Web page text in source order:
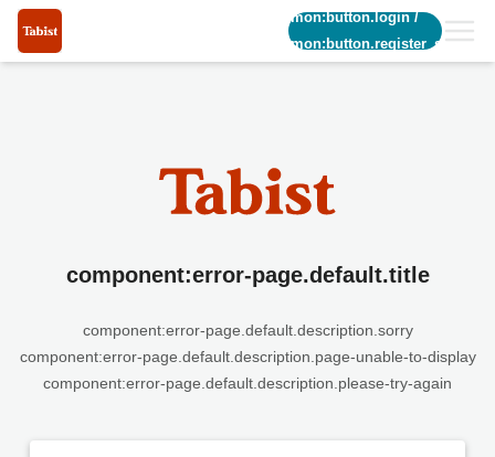
common:button.login/
common:button.register_short
component:error-page.default.title
component:error-page.default.description.sorry
component:error-page.default.description.page-unable-to-display
component:error-page.default.description.please-try-again